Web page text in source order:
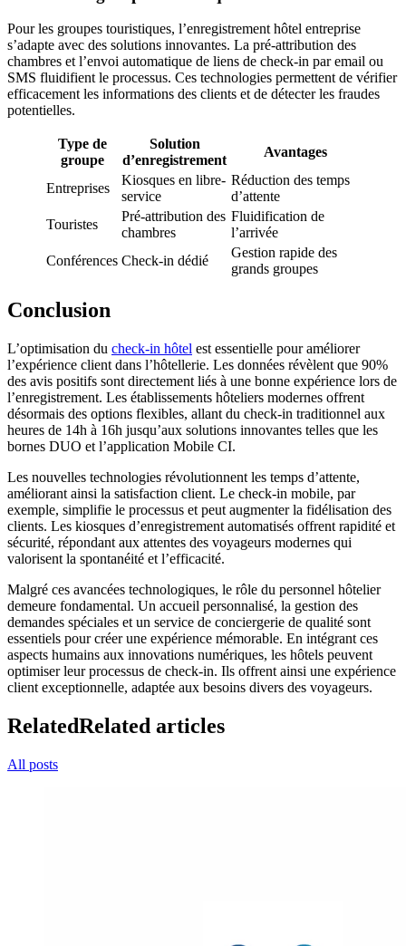
Pour les groupes touristiques, l’enregistrement hôtel entreprise
s’adapte avec des solutions innovantes. La pré-attribution des
chambres et l’envoi automatique de liens de check-in par email ou
SMS fluidifient le processus. Ces technologies permettent de vérifier
efficacement les informations des clients et de détecter les fraudes
potentielles.
Type de
groupe
Solution
d’enregistrement
Avantages
Entreprises
Kiosques en libre-
service
Réduction des temps
d’attente
Touristes
Pré-attribution des
chambres
Fluidification de
l’arrivée
Conférences Check-in dédié
Gestion rapide des
grands groupes
Conclusion
L’optimisation du check-in hôtel est essentielle pour améliorer
l’expérience client dans l’hôtellerie. Les données révèlent que 90%
des avis positifs sont directement liés à une bonne expérience lors de
l’enregistrement. Les établissements hôteliers modernes offrent
désormais des options flexibles, allant du check-in traditionnel aux
heures de 14h à 16h jusqu’aux solutions innovantes telles que les
bornes DUO et l’application Mobile CI.
Les nouvelles technologies révolutionnent les temps d’attente,
améliorant ainsi la satisfaction client. Le check-in mobile, par
exemple, simplifie le processus et peut augmenter la fidélisation des
clients. Les kiosques d’enregistrement automatisés offrent rapidité et
sécurité, répondant aux attentes des voyageurs modernes qui
valorisent la spontanéité et l’efficacité.
Malgré ces avancées technologiques, le rôle du personnel hôtelier
demeure fondamental. Un accueil personnalisé, la gestion des
demandes spéciales et un service de conciergerie de qualité sont
essentiels pour créer une expérience mémorable. En intégrant ces
aspects humains aux innovations numériques, les hôtels peuvent
optimiser leur processus de check-in. Ils offrent ainsi une expérience
client exceptionnelle, adaptée aux besoins divers des voyageurs.
RelatedRelated articles
All posts